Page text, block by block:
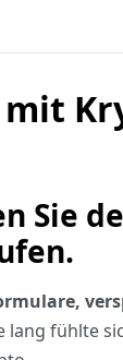
Sie
lang fühlte